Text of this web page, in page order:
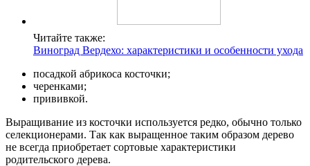
Читайте также:
Виноград Вердехо: характеристики и особенности ухода
посадкой абрикоса косточки;
черенками;
прививкой.
Выращивание из косточки используется редко, обычно только
селекционерами. Так как выращенное таким образом дерево
не всегда приобретает сортовые характеристики
родительского дерева.